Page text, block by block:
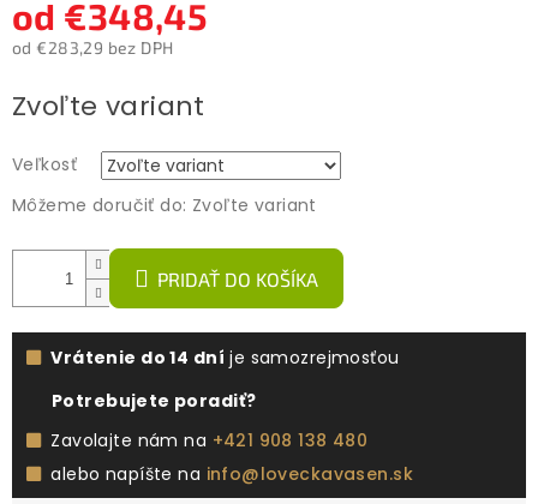
od €348,45
od €283,29 bez DPH
cena:
Zvoľte variant
Veľkosť
Môžeme doručiť do: Zvoľte variant
PRIDAŤ DO KOŠÍKA
Vrátenie do 14 dní je samozrejmosťou
Potrebujete poradiť?
Zavolajte nám na +421 908 138 480
alebo napíšte na info@loveckavasen.sk